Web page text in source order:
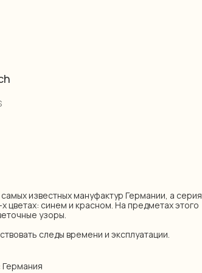
известных мануфактур Германии, а серия
цветах: синем и красном. На предметах этого
узоры.
следы времени и эксплуатации.
Германия